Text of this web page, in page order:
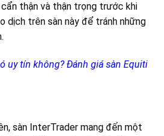
thận và thận trọng trước khi
dịch trên sàn này để tránh những
uy tín không? Đánh giá sàn Equiti
sàn InterTrader mang đến một